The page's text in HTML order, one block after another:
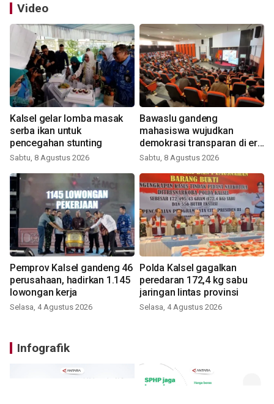
Video
Kalsel gelar lomba masak
serba ikan untuk
pencegahan stunting
Sabtu, 8 Agustus 2026
Bawaslu gandeng
mahasiswa wujudkan
demokrasi transparan di era
digital
Sabtu, 8 Agustus 2026
Pemprov Kalsel gandeng 46
perusahaan, hadirkan 1.145
lowongan kerja
Selasa, 4 Agustus 2026
Polda Kalsel gagalkan
peredaran 172,4 kg sabu
jaringan lintas provinsi
Selasa, 4 Agustus 2026
Infografik